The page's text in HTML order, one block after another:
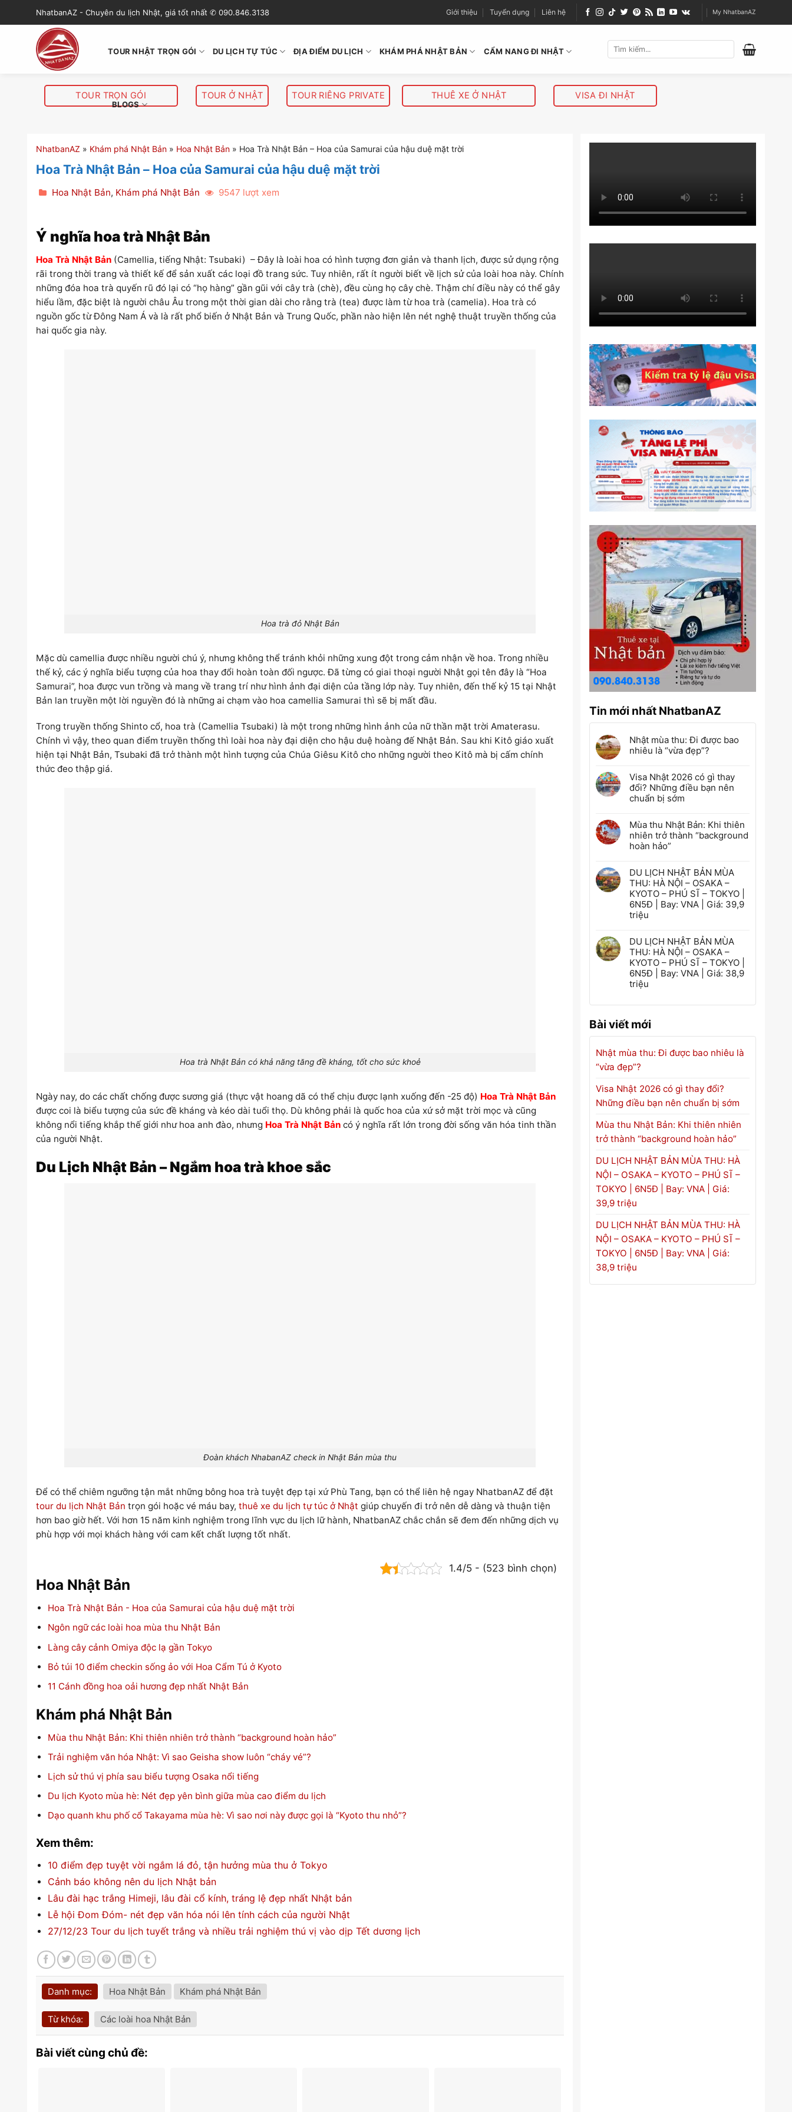
NhatbanAZ - Chuyên du lịch Nhật, giá tốt nhất ✆ 090.846.3138 Giới thiệu Tuyển dụng Liên hệ My NhatbanAZ
TOUR NHẬT TRỌN GÓI DU LỊCH TỰ TÚC ĐỊA ĐIỂM DU LỊCH KHÁM PHÁ NHẬT BẢN CẨM NANG ĐI NHẬT
BLOGS
TOUR TRỌN GÓI TOUR Ở NHẬT TOUR RIÊNG PRIVATE THUÊ XE Ở NHẬT VISA ĐI NHẬT
NhatbanAZ » Khám phá Nhật Bản » Hoa Nhật Bản » Hoa Trà Nhật Bản – Hoa của Samurai của hậu duệ mặt trời
Hoa Trà Nhật Bản – Hoa của Samurai của hậu duệ mặt trời
Hoa Nhật Bản, Khám phá Nhật Bản 9547 lượt xem
Ý nghĩa hoa trà Nhật Bản
Hoa Trà Nhật Bản (Camellia, tiếng Nhật: Tsubaki) – Đây là loài hoa có hình tượng đơn giản và thanh lịch, được sử dụng rộng
rãi trong thời trang và thiết kế để sản xuất các loại đồ trang sức. Tuy nhiên, rất ít người biết về lịch sử của loài hoa này. Chính
những đóa hoa trà quyến rũ đó lại có “họ hàng” gần gũi với cây trà (chè), đều cùng họ cây chè. Thậm chí điều này có thể gây
hiểu lầm, đặc biệt là người châu Âu trong một thời gian dài cho rằng trà (tea) được làm từ hoa trà (camelia). Hoa trà có
nguồn gốc từ Đông Nam Á và là rất phổ biến ở Nhật Bản và Trung Quốc, phần nào hiện lên nét nghệ thuật truyền thống của
hai quốc gia này.
Hoa trà đỏ Nhật Bản
Mặc dù camellia được nhiều người chú ý, nhưng không thể tránh khỏi những xung đột trong cảm nhận về hoa. Trong nhiều
thế kỷ, các ý nghĩa biểu tượng của hoa thay đổi hoàn toàn đối ngược. Đã từng có giai thoại người Nhật gọi tên đây là “Hoa
Samurai”, hoa được vun trồng và mang về trang trí như hình ảnh đại diện của tầng lớp này. Tuy nhiên, đến thế kỷ 15 tại Nhật
Bản lan truyền một lời nguyền đó là những ai chạm vào hoa camellia Samurai thì sẽ bị mất đầu.
Trong truyền thống Shinto cổ, hoa trà (Camellia Tsubaki) là một trong những hình ảnh của nữ thần mặt trời Amaterasu.
Chính vì vậy, theo quan điểm truyền thống thì loài hoa này đại diện cho hậu duệ hoàng đế Nhật Bản. Sau khi Kitô giáo xuất
hiện tại Nhật Bản, Tsubaki đã trở thành một hình tượng của Chúa Giêsu Kitô cho những người theo Kitô mà bị cấm chính
thức đeo thập giá.
Hoa trà Nhật Bản có khả năng tăng đề kháng, tốt cho sức khoẻ
Ngày nay, do các chất chống được sương giá (thực vật hoang dã có thể chịu được lạnh xuống đến -25 độ) Hoa Trà Nhật Bản
được coi là biểu tượng của sức đề kháng và kéo dài tuổi thọ. Dù không phải là quốc hoa của xứ sở mặt trời mọc và cũng
không nổi tiếng khắp thế giới như hoa anh đào, nhưng Hoa Trà Nhật Bản có ý nghĩa rất lớn trong đời sống văn hóa tinh thần
của người Nhật.
Du Lịch Nhật Bản – Ngắm hoa trà khoe sắc
Đoàn khách NhabanAZ check in Nhật Bản mùa thu
Để có thể chiêm ngưỡng tận mắt những bông hoa trà tuyệt đẹp tại xứ Phù Tang, bạn có thể liên hệ ngay NhatbanAZ để đặt
tour du lịch Nhật Bản trọn gói hoặc vé máu bay, thuê xe du lịch tự túc ở Nhật giúp chuyến đi trở nên dễ dàng và thuận tiện
hơn bao giờ hết. Với hơn 15 năm kinh nghiệm trong lĩnh vực du lịch lữ hành, NhatbanAZ chắc chắn sẽ đem đến những dịch vụ
phù hợp với mọi khách hàng với cam kết chất lượng tốt nhất.
1.4/5 - (523 bình chọn)
Hoa Nhật Bản
Hoa Trà Nhật Bản - Hoa của Samurai của hậu duệ mặt trời
Ngôn ngữ các loài hoa mùa thu Nhật Bản
Làng cây cảnh Omiya độc lạ gần Tokyo
Bỏ túi 10 điểm checkin sống ảo với Hoa Cẩm Tú ở Kyoto
11 Cánh đồng hoa oải hương đẹp nhất Nhật Bản
Khám phá Nhật Bản
Mùa thu Nhật Bản: Khi thiên nhiên trở thành “background hoàn hảo”
Trải nghiệm văn hóa Nhật: Vì sao Geisha show luôn “cháy vé”?
Lịch sử thú vị phía sau biểu tượng Osaka nổi tiếng
Du lịch Kyoto mùa hè: Nét đẹp yên bình giữa mùa cao điểm du lịch
Dạo quanh khu phố cổ Takayama mùa hè: Vì sao nơi này được gọi là “Kyoto thu nhỏ”?
Xem thêm:
10 điểm đẹp tuyệt vời ngắm lá đỏ, tận hưởng mùa thu ở Tokyo
Cảnh báo không nên du lịch Nhật bản
Lâu đài hạc trắng Himeji, lâu đài cổ kính, tráng lệ đẹp nhất Nhật bản
Lễ hội Đom Đóm- nét đẹp văn hóa nói lên tính cách của người Nhật
27/12/23 Tour du lịch tuyết trắng và nhiều trải nghiệm thú vị vào dịp Tết dương lịch
Danh mục: Hoa Nhật Bản Khám phá Nhật Bản
Từ khóa: Các loài hoa Nhật Bản
Bài viết cùng chủ đề:
Tin mới nhất NhatbanAZ
Nhật mùa thu: Đi được bao
nhiêu là “vừa đẹp”?
Visa Nhật 2026 có gì thay
đổi? Những điều bạn nên
chuẩn bị sớm
Mùa thu Nhật Bản: Khi thiên
nhiên trở thành “background
hoàn hảo”
DU LỊCH NHẬT BẢN MÙA
THU: HÀ NỘI – OSAKA –
KYOTO – PHÚ SĨ – TOKYO |
6N5Đ | Bay: VNA | Giá: 39,9
triệu
DU LỊCH NHẬT BẢN MÙA
THU: HÀ NỘI – OSAKA –
KYOTO – PHÚ SĨ – TOKYO |
6N5Đ | Bay: VNA | Giá: 38,9
triệu
Bài viết mới
Nhật mùa thu: Đi được bao nhiêu là
“vừa đẹp”?
Visa Nhật 2026 có gì thay đổi?
Những điều bạn nên chuẩn bị sớm
Mùa thu Nhật Bản: Khi thiên nhiên
trở thành “background hoàn hảo”
DU LỊCH NHẬT BẢN MÙA THU: HÀ
NỘI – OSAKA – KYOTO – PHÚ SĨ –
TOKYO | 6N5Đ | Bay: VNA | Giá:
39,9 triệu
DU LỊCH NHẬT BẢN MÙA THU: HÀ
NỘI – OSAKA – KYOTO – PHÚ SĨ –
TOKYO | 6N5Đ | Bay: VNA | Giá:
38,9 triệu